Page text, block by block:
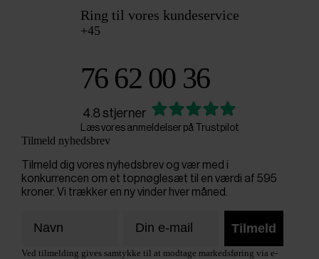
Ring til vores kundeservice
+45
76 62 00 36
4.8 stjerner
Læs vores anmeldelser på Trustpilot
Tilmeld nyhedsbrev
Tilmeld dig vores nyhedsbrev og vær med i
konkurrencen om et topnøglesæt til en værdi af 595
kroner. Vi trækker en ny vinder hver måned.
Tilmeld
Ved tilmelding gives samtykke til at modtage markedsføring via e-